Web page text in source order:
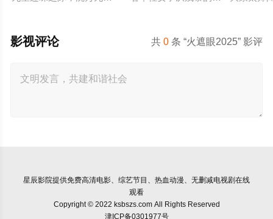
共0 条 “火遮眼2025” 影评
影视评论
星辰影院提供免费高清电影、综艺节目、热血动漫、无删减电视剧在线
观看
Copyright © 2022 ksbszs.com All Rights Reserved
津ICP备0301977号